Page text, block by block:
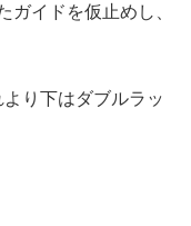
ガイドを仮止めし、
り下はダブルラッ